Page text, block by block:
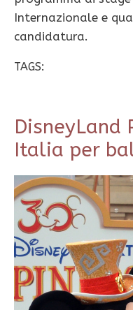
Internazionale e
candidatura.
TAGS:
DisneyLand
Italia per